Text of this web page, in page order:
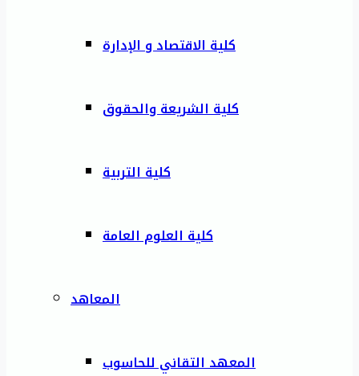
كلية الاقتصاد و الإدارة
كلية الشريعة والحقوق
كلية التربية
كلية العلوم العامة
المعاهد
المعهد التقاني للحاسوب